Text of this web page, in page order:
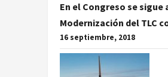
En el Congreso se sigue
Modernización del TLC
16 septiembre, 2018